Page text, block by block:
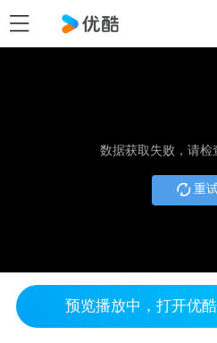
数据获取失败，请检
重
预览播放中，打开优